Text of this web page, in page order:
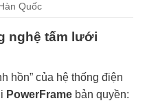
Quốc
nghệ tấm lưới
hồn” của hệ thống điện
PowerFrame bản quyền: